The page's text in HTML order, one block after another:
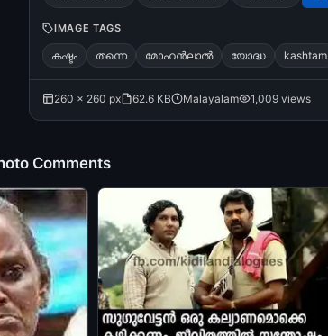
IMAGE TAGS
കഷ്ടം തന്നെ മോഹന്‍ലാല്‍ യോദ്ധ kashtam
260 × 260 px 62.6 KB Malayalam 1,009 views
Comments